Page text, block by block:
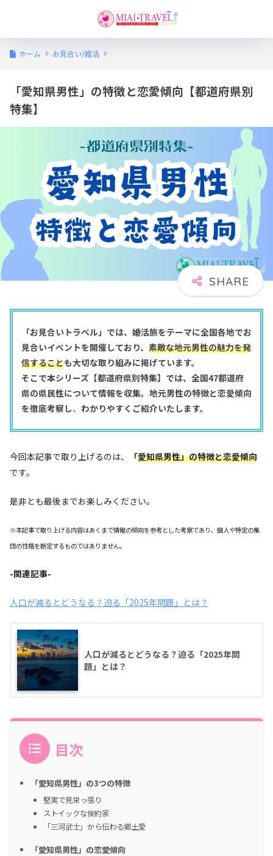
ホーム お見合い/婚活
「愛知県男性」の特徴と恋愛傾向【都道府県別
特集】
「お見合いトラベル」では、婚活旅をテーマに全国各地でお
見合いイベントを開催しており、 素敵な地元男性の魅力を発
信することも大切な取り組みに掲げています。
そこで本シリーズ【都道府県別特集】では、全国47都道府
県の県民性について情報を収集。地元男性の特徴と恋愛傾向
を徹底考察し、 わかりやすくご紹介いたします。
今回本記事で取り上げるのは、 「愛知県男性」の特徴と恋愛傾向
です。
是非とも最後までお楽しみください。
※本記事で取り上げる内容はあくまで情報の傾向を参考とした考察であり、個人や特定の集
団の性格を断定するものではありません。
-関連記事-
人口が減るとどうなる？迫る「2025年問題」とは？
人口が減るとどうなる？迫る「2025年問
題」とは？
目次
「愛知県男性」の3つの特徴
堅実で見栄っ張り
ストイックな倹約家
「三河武士」から伝わる郷土愛
「愛知県男性」の恋愛傾向